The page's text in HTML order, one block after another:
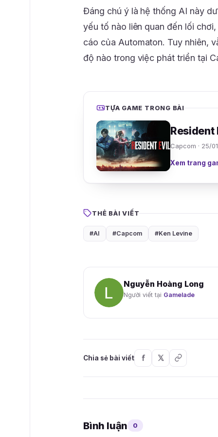
Đáng chú ý là hệ thống AI này
yếu tố nào liên quan đến lối
cáo của Automaton. Tuy nhiên,
độ nào trong việc phát triển tại
TỰA GAME TRONG BÀI
Resident
Capcom · 25/
Xem trang
THẺ BÀI VIẾT
#AI #Capcom #Ken Levine
Nguyễn Hoàng Long
Người viết tại Gamelade
Chia sẻ bài viết
Bình luận 0